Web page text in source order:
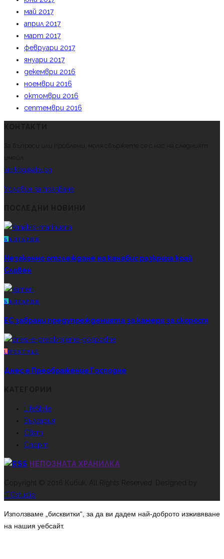
май 2017
април 2017
март 2017
февруари 2017
януари 2017
декември 2016
ноември 2016
октомври 2016
септември 2016
За въпроси или проблеми, моля свържете се с нас на следният
имейл.
kibikbg@abv.bg
Условия за ползване
Б ЪЛГАРИЯ
Незаконно отглеждане на канабис разкриха край
Сливен
Б ЪЛГАРИЯ
ЕС забрани предупрежденията за камери за скорост
L IFESTYLE
Днес е Преображение Господне
LifeStyle
България
Свят
Спорт
НЕПОЗНАТА ХРАНИЛКА
Copyright © 2016 Кибик. All Rights Reserved. Designed by
ITGstudio
Използваме „бисквитки“, за да ви дадем най-доброто изживяване
на нашия уебсайт.